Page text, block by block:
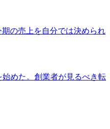
の売上を自分では決められ
めた。創業者が見るべき転